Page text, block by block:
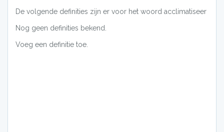
De volgende definities zijn er voor het woord acclimatiseer
Nog geen definities bekend.
Voeg een definitie toe.